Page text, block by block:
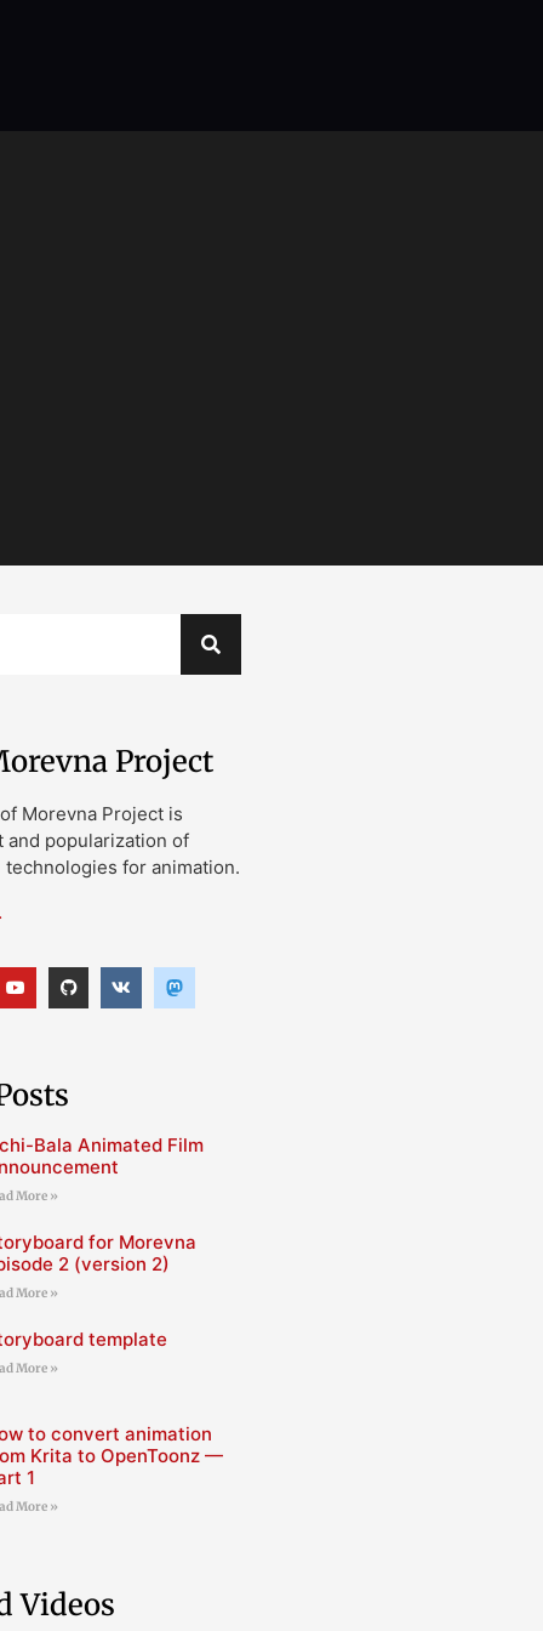
Project
Morevna Project is
and popularization of
for animation.
Bala Animated Film
More »
for Morevna
2 (version 2)
More »
template
More »
to convert animation
Krita to OpenToonz —
1
More »
Videos